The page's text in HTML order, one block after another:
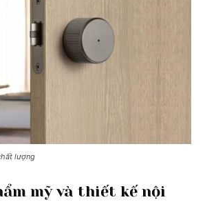
lượng
mỹ và thiết kế nội